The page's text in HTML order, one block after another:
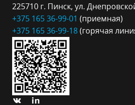
225710 г. Пинск, ул.
+375 165 36-99-01 (приемная)
+375 165 36-99-18(горячая